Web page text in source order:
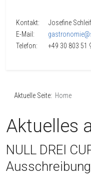
Kontakt: Josefine
E-Mail:
Telefon: +49 30 803 51
Aktuelle Seite: Home
Aktuelles
NULL DREI